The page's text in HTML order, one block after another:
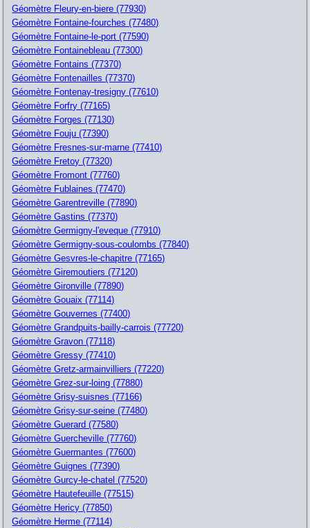
Géomètre Fleury-en-biere (77930)
Géomètre Fontaine-fourches (77480)
Géomètre Fontaine-le-port (77590)
Géomètre Fontainebleau (77300)
Géomètre Fontains (77370)
Géomètre Fontenailles (77370)
Géomètre Fontenay-tresigny (77610)
Géomètre Forfry (77165)
Géomètre Forges (77130)
Géomètre Fouju (77390)
Géomètre Fresnes-sur-marne (77410)
Géomètre Fretoy (77320)
Géomètre Fromont (77760)
Géomètre Fublaines (77470)
Géomètre Garentreville (77890)
Géomètre Gastins (77370)
Géomètre Germigny-l'eveque (77910)
Géomètre Germigny-sous-coulombs (77840)
Géomètre Gesvres-le-chapitre (77165)
Géomètre Giremoutiers (77120)
Géomètre Gironville (77890)
Géomètre Gouaix (77114)
Géomètre Gouvernes (77400)
Géomètre Grandpuits-bailly-carrois (77720)
Géomètre Gravon (77118)
Géomètre Gressy (77410)
Géomètre Gretz-armainvilliers (77220)
Géomètre Grez-sur-loing (77880)
Géomètre Grisy-suisnes (77166)
Géomètre Grisy-sur-seine (77480)
Géomètre Guerard (77580)
Géomètre Guercheville (77760)
Géomètre Guermantes (77600)
Géomètre Guignes (77390)
Géomètre Gurcy-le-chatel (77520)
Géomètre Hautefeuille (77515)
Géomètre Hericy (77850)
Géomètre Herme (77114)